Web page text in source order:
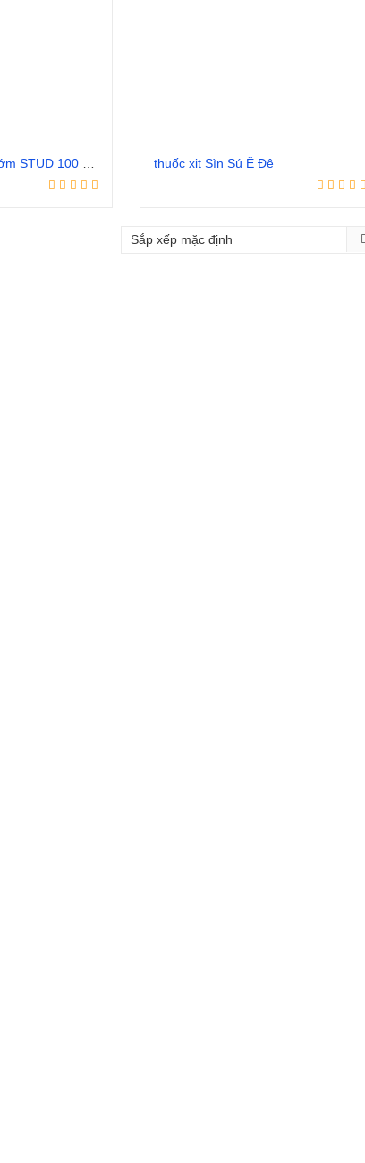
thuốc xịt Sìn Sú Ê Đê